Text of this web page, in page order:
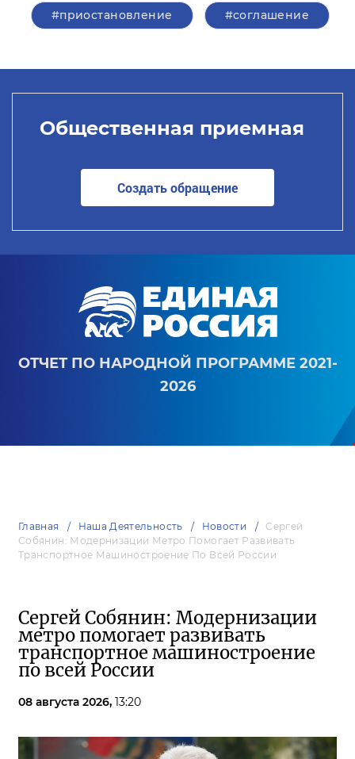
#приостановление #соглашение
Общественная приемная
Создать обращение
ОТЧЕТ ПО НАРОДНОЙ ПРОГРАММЕ 2021-
2026
Главная Наша Деятельность Новости
Сергей
Собянин: Модернизации Метро Помогает Развивать
Транспортное Машиностроение По Всей России
Сергей Собянин: Модернизации
метро помогает развивать
транспортное машиностроение
по всей России
08 августа 2026, 13:20